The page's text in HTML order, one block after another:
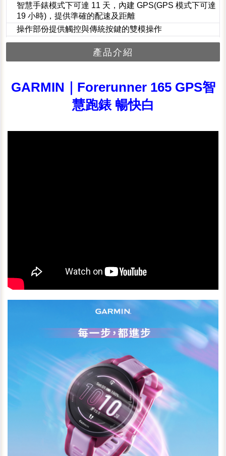
智慧手錶模式下可達 11 天，內建 GPS(GPS 模式下可達
19 小時)，提供準確的配速及距離
操作部份提供觸控與傳統按鍵的雙模操作
產品介紹
GARMIN｜Forerunner 165 GPS智
慧跑錶 暢快白